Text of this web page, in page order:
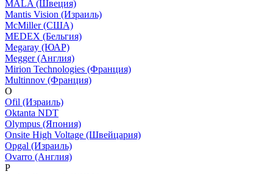
MALA (Швеция)
Mantis Vision (Израиль)
McMiller (США)
MEDEX (Бельгия)
Megaray (ЮАР)
Megger (Англия)
Mirion Technologies (Франция)
Multinnov (Франция)
O
Ofil (Израиль)
Oktanta NDT
Olympus (Япония)
Onsite High Voltage (Швейцария)
Opgal (Израиль)
Ovarro (Англия)
P